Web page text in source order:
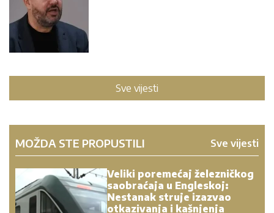
Sve vijesti
MOŽDA STE PROPUSTILI Sve vijesti
Veliki poremećaj železničkog
saobraćaja u Engleskoj:
Nestanak struje izazvao
otkazivanja i kašnjenja